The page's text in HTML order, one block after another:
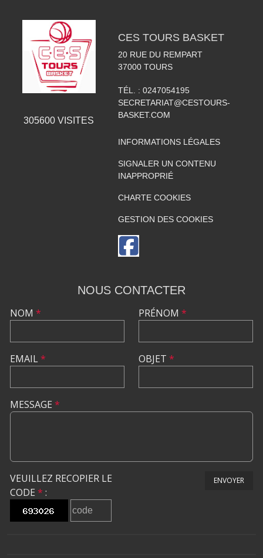
305600 VISITES
CES TOURS BASKET
20 RUE DU REMPART
37000 TOURS
TÉL. : 0247054195
SECRETARIAT@CESTOURS-
BASKET.COM
INFORMATIONS LÉGALES
SIGNALER UN CONTENU
INAPPROPRIÉ
CHARTE COOKIES
GESTION DES COOKIES
NOUS CONTACTER
NOM *
EMAIL*
PRÉNOM *
OBJET *
MESSAGE *
VEUILLEZ RECOPIER LE
CODE * :
ENVOYER